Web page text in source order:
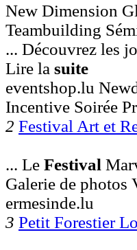
New Dimension
Teambuilding
... Découvrez les
Lire la suite
eventshop.lu
Incentive Soirée
2 Festival Art et
... Le Festival
Galerie de photos
ermesinde.lu
3 Petit Forestier